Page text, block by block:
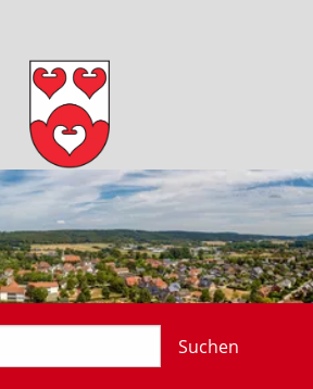
Suchen